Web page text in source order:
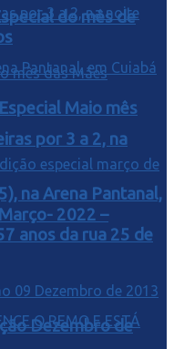
por 3 a 2, na
na Arena Pantanal,
do mês de
Maio mês
2022 –
anos da rua 25 de
Dezembro de